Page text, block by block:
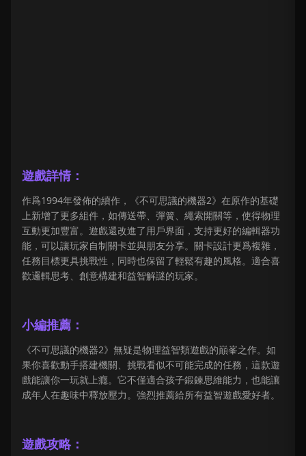
遊戲詳情：
作爲1994年發佈的續作，《不可思議的機器2》在原作的基礎
上新增了更多組件，如傳送帶、彈簧、繩索開關等，使得物理
互動更加豐富。遊戲還改進了用戶界面，支持更好的編輯器功
能，可以讓玩家自制關卡並與朋友分享。關卡設計更爲複雜，
任務目標更具挑戰性，同時也保留了輕鬆有趣的風格。適合喜
歡邏輯思考、創意構建和益智解謎的玩家。
小編推薦：
《不可思議的機器2》無疑是物理益智類遊戲的巔峯之作。如
果你喜歡動手搭建機關、挑戰看似不可能完成的任務，這款遊
戲能讓你一玩就上癮。它不僅適合孩子鍛鍊思維能力，也能讓
成年人在趣味中釋放壓力。強烈推薦給所有益智遊戲愛好者。
遊戲攻略：